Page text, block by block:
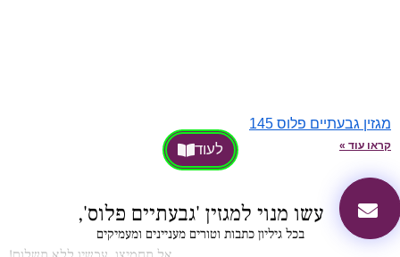
מגזין גבעתיים פלוס 145
קראו עוד » לעוד
עשו מנוי למגזין 'גבעתיים פלוס',
בכל גיליון כתבות וטורים מעניינים ומעמיקים